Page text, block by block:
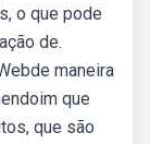
o que pode
de.
maneira
que
que são